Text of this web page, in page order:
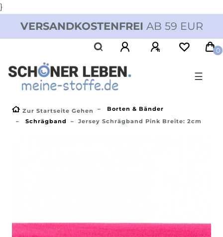
}
VERSANDKOSTENFREI AB 59 EUR
0
☰
Zur Startseite Gehen
Borten & Bänder
Schrägband
Jersey Schrägband Pink Breite: 2cm